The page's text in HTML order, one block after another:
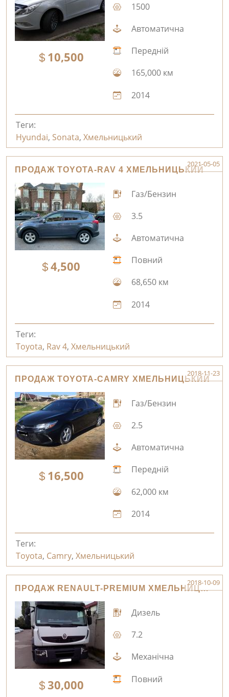
10,500
1500
Автоматична
Передній
165,000 км
2014
Теги:
Hyundai, Sonata, Хмельницький
ПРОДАЖ TOYOTA-RAV 4 ХМЕЛЬНИЦЬКИЙ
2021-05-05
4,500
Газ/Бензин
3.5
Автоматична
Повний
68,650 км
2014
Теги:
Toyota, Rav 4, Хмельницький
ПРОДАЖ TOYOTA-CAMRY ХМЕЛЬНИЦЬКИЙ
2018-11-23
16,500
Газ/Бензин
2.5
Автоматична
Передній
62,000 км
2014
Теги:
Toyota, Camry, Хмельницький
ПРОДАЖ RENAULT-PREMIUM ХМЕЛЬНИЦЬКИЙ
2018-10-09
30,000
Дизель
7.2
Механічна
Повний